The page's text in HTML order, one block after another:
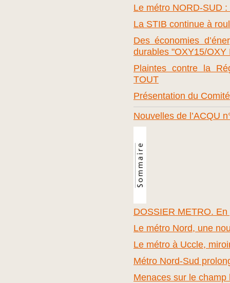
Le métro NORD-SUD :
La STIB continue à
Des économies
durables "OXY15/OXY
Plaintes contre la
TOUT
Présentation du
Nouvelles de l’ACQU
DOSSIER METRO. En
Le métro Nord, une
Le métro à Uccle,
Métro Nord-Sud
Menaces sur le